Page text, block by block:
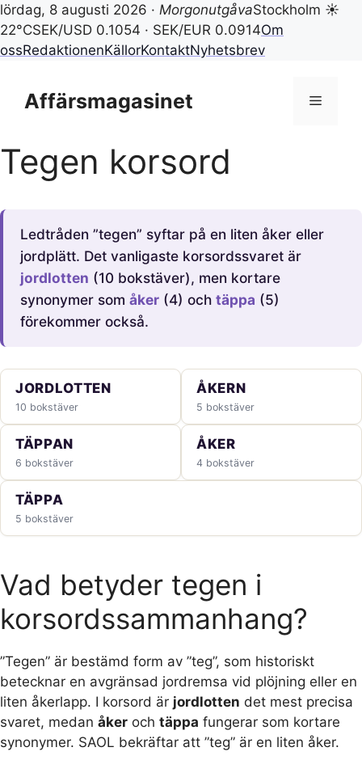
lördag, 8 augusti 2026 · MorgonutgåvaStockholm ☀
22°CSEK/USD 0.1054 · SEK/EUR 0.0914Om
ossRedaktionenKällorKontaktNyhetsbrev
innehållAffärsmagasinet Meny
Tegen korsord
Ledtråden ”tegen” syftar på en liten åker eller
jordplätt. Det vanligaste korsordssvaret är
jordlotten (10 bokstäver), men kortare
synonymer som åker(4) och täppa (5)
förekommer också.
JORDLOTTEN
10 bokstäver
ÅKERN
5 bokstäver
TÄPPAN
6 bokstäver
ÅKER
4 bokstäver
TÄPPA
5 bokstäver
Vad betyder tegen i
korsordssammanhang?
”Tegen” är bestämd form av ”teg”, som historiskt
betecknar en avgränsad jordremsa vid plöjning eller en
liten åkerlapp. I korsord är jordlotten det mest precisa
svaret, medan åker och täppa fungerar som kortare
synonymer. SAOL bekräftar att ”teg” är en liten åker.